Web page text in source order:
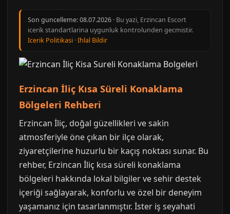
Son guncelleme:08.07.2026 · Bu yazi, Erzincan Escort
icerik standartlarina uygunluk kontrolunden gecmistir.
Icerik Politikasi ·Ihlal Bildir
Erzincan İliç Kısa Süreli Konaklama
Bölgeleri Rehberi
Erzincan İliç, doğal güzellikleri ve sakin
atmosferiyle öne çıkan bir ilçe olarak,
ziyaretçilerine huzurlu bir kaçış noktası sunar. Bu
rehber, Erzincan İliç kısa süreli konaklama
bölgeleri hakkında lokal bilgiler ve sehir destek
içeriği sağlayarak, konforlu ve özel bir deneyim
yaşamanız için tasarlanmıştır. İster iş seyahati